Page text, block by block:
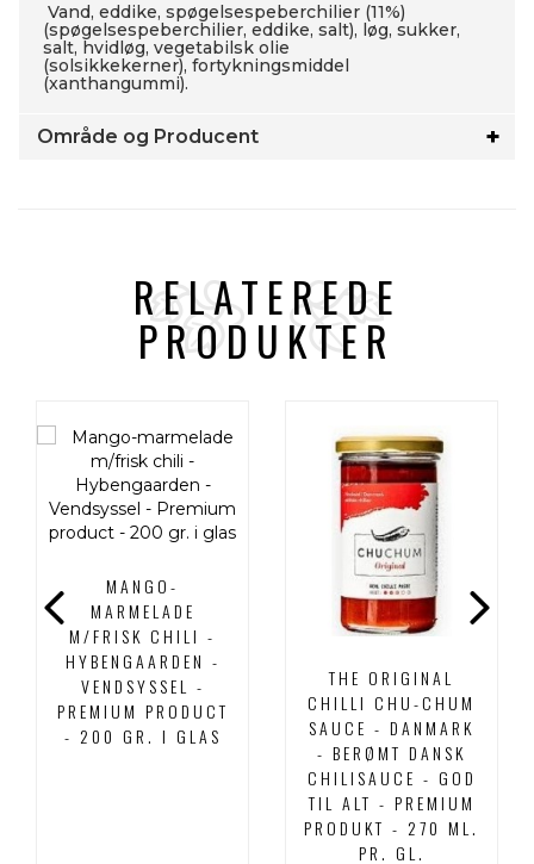
Vand, eddike, spøgelsespeberchilier (11%)
(spøgelsespeberchilier, eddike, salt), løg, sukker,
salt, hvidløg, vegetabilsk olie
(solsikkekerner), fortykningsmiddel
(xanthangummi).
Område og Producent
RELATEREDE
PRODUKTER
MANGO-
MARMELADE
M/FRISK CHILI -
HYBENGAARDEN -
VENDSYSSEL -
PREMIUM PRODUCT
- 200 GR. I GLAS
THE ORIGINAL
CHILLI CHU-CHUM
SAUCE - DANMARK
- BERØMT DANSK
CHILISAUCE - GOD
TIL ALT - PREMIUM
PRODUKT - 270 ML.
PR. GL.